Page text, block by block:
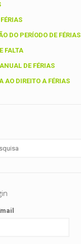
DO PERÍODO DE FÉRIAS
FALTA
DE FÉRIAS
AO DIREITO A FÉRIAS